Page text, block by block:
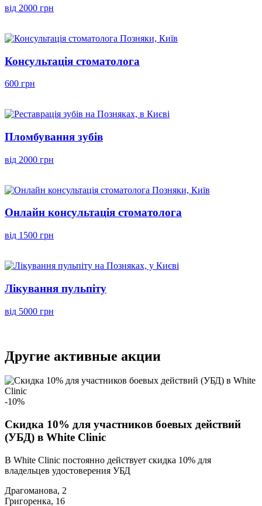
від 2000 грн
Консультація стоматолога
600 грн
Пломбування зубів
від 2000 грн
Онлайн консультація стоматолога
від 1500 грн
Лікування пульпіту
від 5000 грн
Другие активные акции
-10%
Скидка 10% для участников боевых действий
(УБД) в White Clinic
В White Clinic постоянно действует скидка 10% для
владельцев удостоверения УБД
Драгоманова, 2
Григоренка, 16